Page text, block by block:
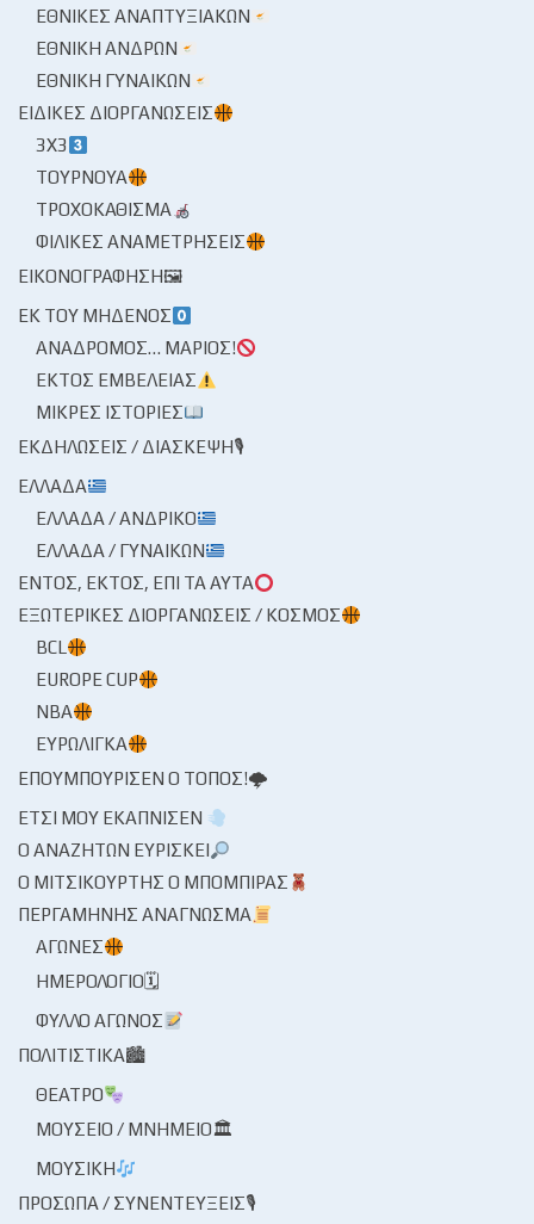
ΕΘΝΙΚΈΣ ΑΝΑΠΤΥΞΙΑΚΏΝ
ΕΘΝΙΚΉ ΑΝΔΡΏΝ
ΕΘΝΙΚΉ ΓΥΝΑΙΚΏΝ
ΕΙΔΙΚΈΣ ΔΙΟΡΓΑΝΏΣΕΙΣ
3X3
ΤΟΥΡΝΟΥΆ
ΤΡΟΧΟΚΆΘΙΣΜΑ
ΦΙΛΙΚΈΣ ΑΝΑΜΕΤΡΉΣΕΙΣ
ΕΙΚΟΝΟΓΡΆΦΗΣΗ🖼
ΕΚ ΤΟΥ ΜΗΔΕΝΌΣ
ΑΝΆΔΡΟΜΟΣ… ΜΆΡΙΟΣ!
ΕΚΤΌΣ ΕΜΒΈΛΕΙΑΣ
ΜΙΚΡΈΣ ΙΣΤΟΡΊΕΣ
ΕΚΔΗΛΏΣΕΙΣ / ΔΙΆΣΚΕΨΗ🎙
ΕΛΛΆΔΑ
ΕΛΛΆΔΑ / ΑΝΔΡΙΚΌ
ΕΛΛΆΔΑ / ΓΥΝΑΙΚΏΝ
ΕΝΤΌΣ, ΕΚΤΌΣ, ΕΠΊ ΤΑ ΑΥΤΆ
ΕΞΩΤΕΡΙΚΈΣ ΔΙΟΡΓΑΝΏΣΕΙΣ / ΚΌΣΜΟΣ
BCL
EUROPE CUP
NBA
ΕΥΡΩΛΊΓΚΑ
ΕΠΟΥΜΠΟΎΡΙΣΕΝ Ο ΤΌΠΟΣ!🌩
ΈΤΣΙ ΜΟΥ ΕΚΆΠΝΙΣΕΝ
Ο ΑΝΑΖΗΤΏΝ ΕΥΡΊΣΚΕΙ
Ο ΜΙΤΣΙΚΟΥΡΤΉΣ Ο ΜΠΌΜΠΙΡΑΣ
ΠΕΡΓΑΜΗΝΉΣ ΑΝΆΓΝΩΣΜΑ
ΑΓΏΝΕΣ
ΗΜΕΡΟΛΌΓΙΟ🗓
ΦΎΛΛΟ ΑΓΏΝΟΣ
ΠΟΛΙΤΙΣΤΙΚΆ🏙
ΘΈΑΤΡΟ
ΜΟΥΣΕΊΟ / ΜΝΗΜΕΊΟ🏛
ΜΟΥΣΙΚΉ
ΠΡΌΣΩΠΑ / ΣΥΝΕΝΤΕΎΞΕΙΣ🎙